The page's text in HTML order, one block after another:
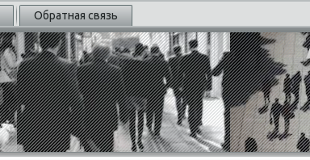
Обратная связь